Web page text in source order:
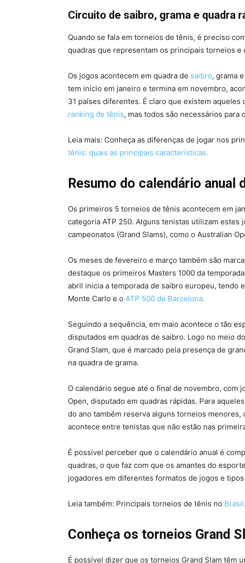
Circuito de saibro, grama e quadra
Quando se fala em torneios de tênis, é preciso
quadras que representam os principais torneios
Os jogos acontecem em quadra de saibro, grama e
tem início em janeiro e termina em novembro,
31 países diferentes. É claro que existem
ranking de tênis, mas todos são necessários para
Leia mais: Conheça as diferenças de jogar nos
tênis: quais as principais características.
Resumo do calendário anual
Os primeiros 5 torneios de tênis acontecem em
categoria ATP 250. Alguns tenistas utilizam estes
campeonatos (Grand Slams), como o Australian
Os meses de fevereiro e março também são
destaque os primeiros Masters 1000 da
abril inicia a temporada de saibro europeu, tendo
Monte Carlo e o ATP 500 de Barcelona.
Seguindo a sequência, em maio acontece o tão
disputados em quadras de saibro. Logo no meio
Grand Slam, que é marcado pela presença de
na quadra de grama.
O calendário segue até o final de novembro, com
Open, disputado em quadras rápidas. Para
do ano também reserva alguns torneios
acontece entre tenistas que não estão nas
É possível perceber que o calendário anual é
quadras, o que faz com que os amantes do
jogadores em diferentes formatos de jogos e
Leia também: Principais torneios de tênis no Brasil,
Conheça os torneios Grand
É possível dizer que os torneios Grand Slam têm